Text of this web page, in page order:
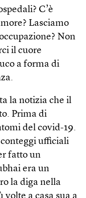
C’è
Lasciamo
Non
il cuore
a forma di
la notizia che il
Prima di
del covid-19.
ufficiali
fatto un
era un
la diga nella